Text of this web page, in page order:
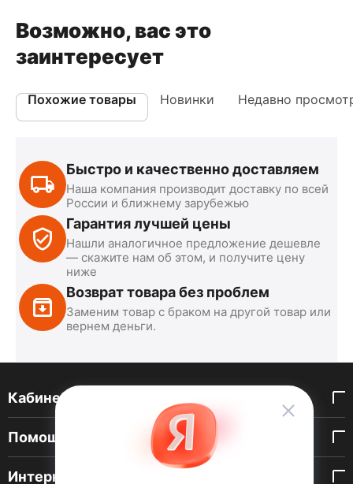
Возможно, вас это
заинтересует
Похожие товары Новинки Недавно
Быстро и качественно доставляем
Наша компания производит доставку по всей
России и ближнему зарубежью
Гарантия лучшей цены
Нашли аналогичное предложение дешевле
— скажите нам об этом, и получите цену
ниже
Возврат товара без проблем
Заменим товар с браком на другой товар или
вернем деньги.
Кабинет покупателя
Помощь покупателю
Интернет-магазин